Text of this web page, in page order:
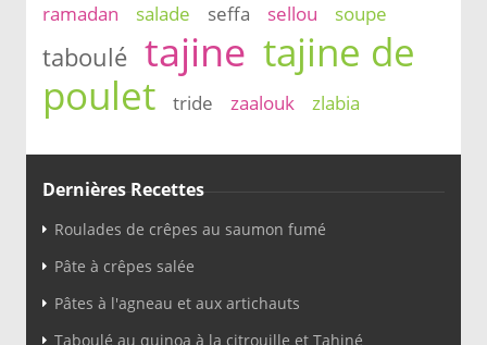
ramadan salade seffa sellou soupe
taboulé tajine tajine de
poulet
tride zaalouk zlabia
Dernières Recettes
Roulades de crêpes au saumon fumé
Pâte à crêpes salée
Pâtes à l'agneau et aux artichauts
Taboulé au quinoa à la citrouille et Tahiné